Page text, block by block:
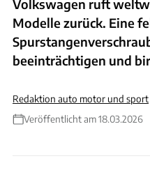
Volkswagen ruft
Modelle zurück. Eine
beeinträchtigen und
Redaktion auto motor und sport
Veröffentlicht am 18.03.2026
Foto: Achim